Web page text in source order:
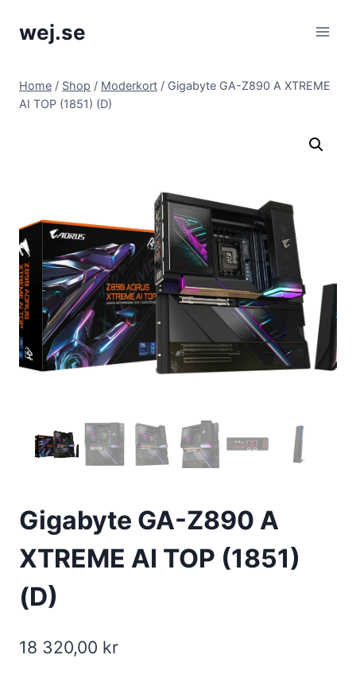
wej.se
Home / Shop / Moderkort / Gigabyte GA-Z890 A XTREME
AI TOP (1851) (D)
Gigabyte GA-Z890 A
XTREME AI TOP (1851)
(D)
18 320,00 kr